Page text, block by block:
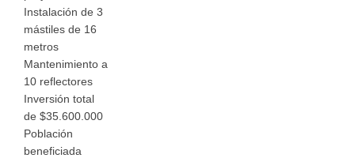
Instalación de 3
mástiles de 16
metros
Mantenimiento a
10 reflectores
Inversión total
de $35.600.000
Población
beneficiada